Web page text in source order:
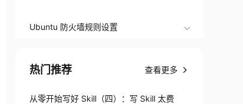
Ubuntu 防火墙规则设置
热门推荐 查看更多
从零开始写好 Skill（四）：写 Skill 太费